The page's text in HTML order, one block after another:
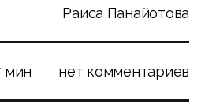
Раиса Панайотова
мин нет комментариев